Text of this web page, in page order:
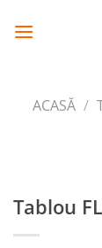
ACASĂ /
Tablou